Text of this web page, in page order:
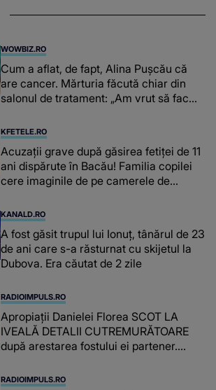
WOWBIZ.RO
Cum a aflat, de fapt, Alina Pușcău că
are cancer. Mărturia făcută chiar din
salonul de tratament: „Am vrut să fac
înțepe sânul”
KFETELE.RO
Acuzații grave după găsirea fetiței de 11
ani dispărute în Bacău! Familia copilei
cere imaginile de pe camerele de
mea...”
KANALD.RO
A fost găsit trupul lui Ionuț, tânărul de 23
de ani care s-a răsturnat cu skijetul la
Dubova. Era căutat de 2 zile
RADIOIMPULS.RO
Apropiații Danielei Florea SCOT LA
IVEALĂ DETALII CUTREMURĂTOARE
după arestarea fostului ei partener.
românca ucisă în Italia și ascunsă în
RADIOIMPULS.RO